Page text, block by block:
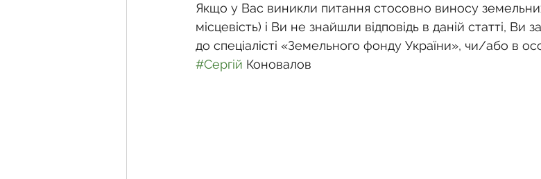
Якщо у Вас виникли питання стосовно виносу
місцевість) і Ви не знайшли відповідь в даній статті,
до спеціалісті «Земельного фонду України», чи/або в
#Сергій Коновалов